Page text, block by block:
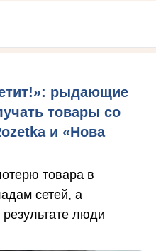
рыдающие
товары со
и «Нова
товара в
сетей, а
результате люди